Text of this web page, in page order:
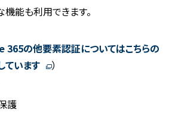
能も利用できます。
365の他要素認証についてはこちらの
ています
）
護